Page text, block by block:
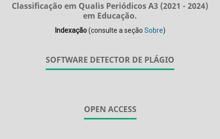
Classificação em Qualis Periódicos A3 (2021 - 2024)
em Educação.
Indexação(consulte a seção Sobre)
SOFTWARE DETECTOR DE PLÁGIO
OPEN ACCESS